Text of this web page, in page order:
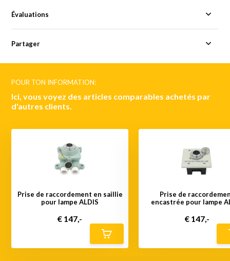
Évaluations
Partager
POUR TON INFORMATION:
Ici, vous voyez des articles comparables achetés par
d'autres clients.
Prise de raccordement en saillie
pour lampe ALDIS
€ 147,-
Prise de
encastrée pour lampe
€ 147,-